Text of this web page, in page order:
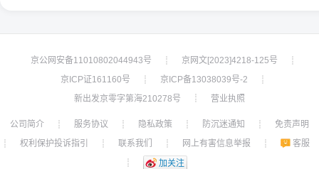
京公网安备11010802044943号 ┊ 京网文[2023]4218-125号
┊
京ICP证161160号
┊ 京ICP备13038039号-2
┊
新出发京零字第海210278号
┊ 营业执照
公司简介 ┊ 服务协议 ┊ 隐私政策 ┊ 防沉迷通知 ┊
免责声明
┊
权利保护投诉指引 ┊ 联系我们 ┊ 网上有害信息举报 ┊
客服
┊
加关注